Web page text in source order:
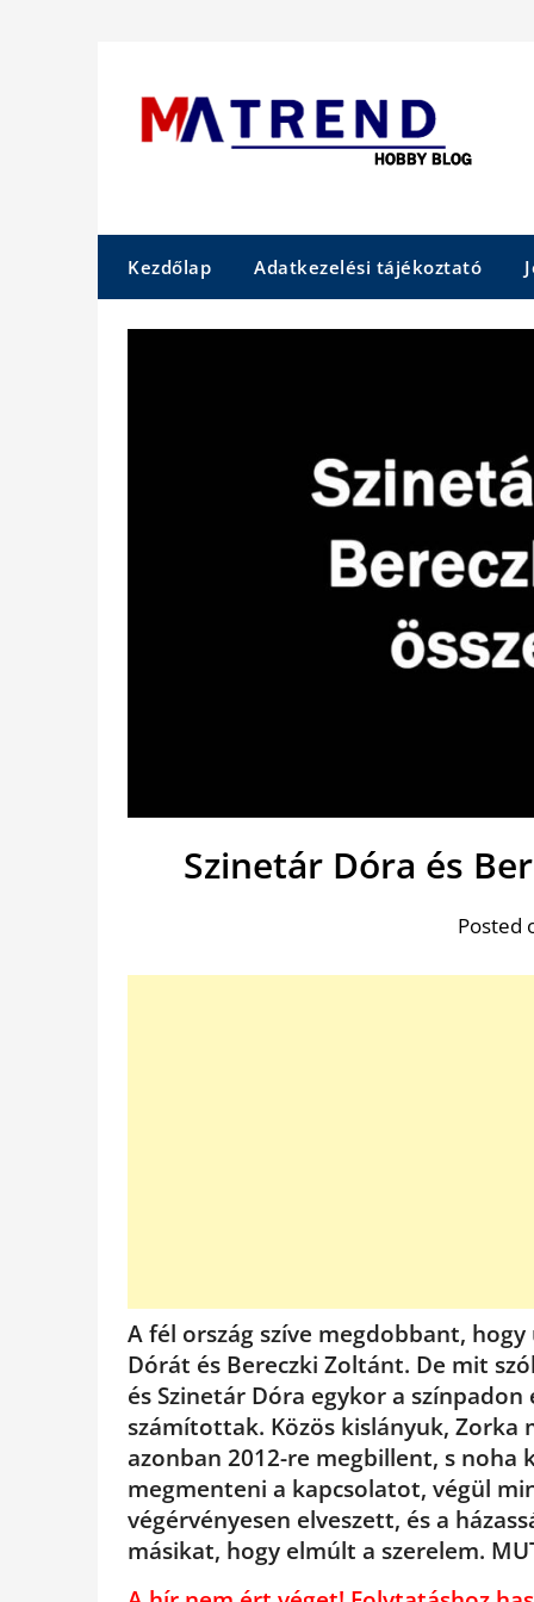
Kezdőlap Adatkezelési tájékoztató
Szinetár Dóra és
Posted
A fél ország szíve megdobbant,
Dórát és Bereczki Zoltánt. De mit
és Szinetár Dóra egykor a
számítottak. Közös kislányuk,
azonban 2012-re megbillent, s noha
megmenteni a kapcsolatot, végül
végérvényesen elveszett, és a
másikat, hogy elmúlt a szerelem.